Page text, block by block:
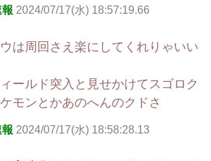
2024/07/17(水) 18:57:19.66
は周回さえ楽にしてくれりゃいい
ールド突入と見せかけてスゴロク
モンとかあのへんのクドさ
2024/07/17(水) 18:58:28.13